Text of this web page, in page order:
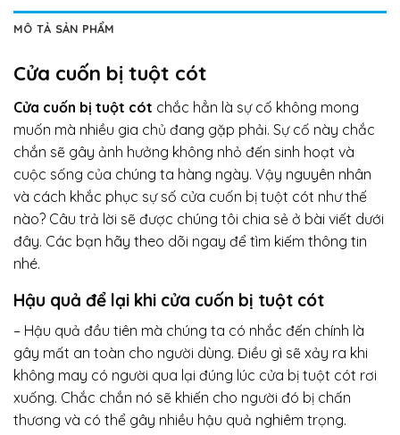
MÔ TẢ SẢN PHẨM
Cửa cuốn bị tuột cót
Cửa cuốn bị tuột cót chắc hẳn là sự cố không mong
muốn mà nhiều gia chủ đang gặp phải. Sự cố này chắc
chắn sẽ gây ảnh hưởng không nhỏ đến sinh hoạt và
cuộc sống của chúng ta hàng ngày. Vậy nguyên nhân
và cách khắc phục sự số cửa cuốn bị tuột cót như thế
nào? Câu trả lời sẽ được chúng tôi chia sẻ ở bài viết dưới
đây. Các bạn hãy theo dõi ngay để tìm kiếm thông tin
nhé.
Hậu quả để lại khi cửa cuốn bị tuột cót
– Hậu quả đầu tiên mà chúng ta có nhắc đến chính là
gây mất an toàn cho người dùng. Điều gì sẽ xảy ra khi
không may có người qua lại đúng lúc cửa bị tuột cót rơi
xuống. Chắc chắn nó sẽ khiến cho người đó bị chấn
thương và có thể gây nhiều hậu quả nghiêm trọng.